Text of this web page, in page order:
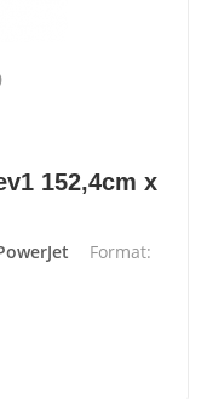
152,4cm x
Format: